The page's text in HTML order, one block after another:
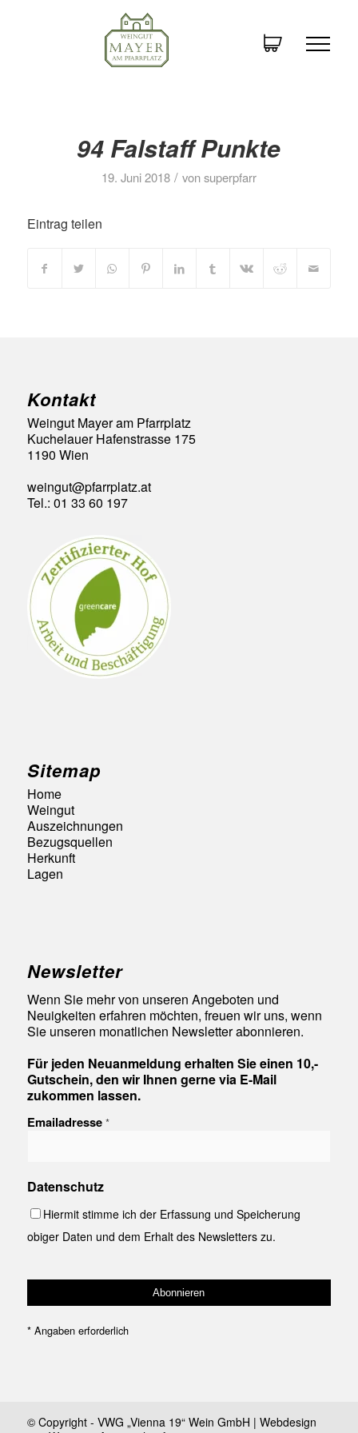
94 Falstaff Punkte
19. Juni 2018 / vonsuperpfarr
Eintrag teilen
Kontakt
Weingut Mayer am Pfarrplatz
Kuchelauer Hafenstrasse 175
1190 Wien
weingut@pfarrplatz.at
Tel.: 01 33 60 197
Sitemap
Home
Weingut
Auszeichnungen
Bezugsquellen
Herkunft
Lagen
Newsletter
Wenn Sie mehr von unseren Angeboten und
Neuigkeiten erfahren möchten, freuen wir uns, wenn
Sie unseren monatlichen Newsletter abonnieren.
Für jeden Neuanmeldung erhalten Sie einen 10,-
Gutschein, den wir Ihnen gerne via E-Mail
zukommen lassen.
Emailadresse *
Datenschutz
Hiermit stimme ich der Erfassung und Speicherung
obiger Daten und dem Erhalt des Newsletters zu.
*Angaben erforderlich
© Copyright - VWG „Vienna 19“ Wein GmbH | Webdesign